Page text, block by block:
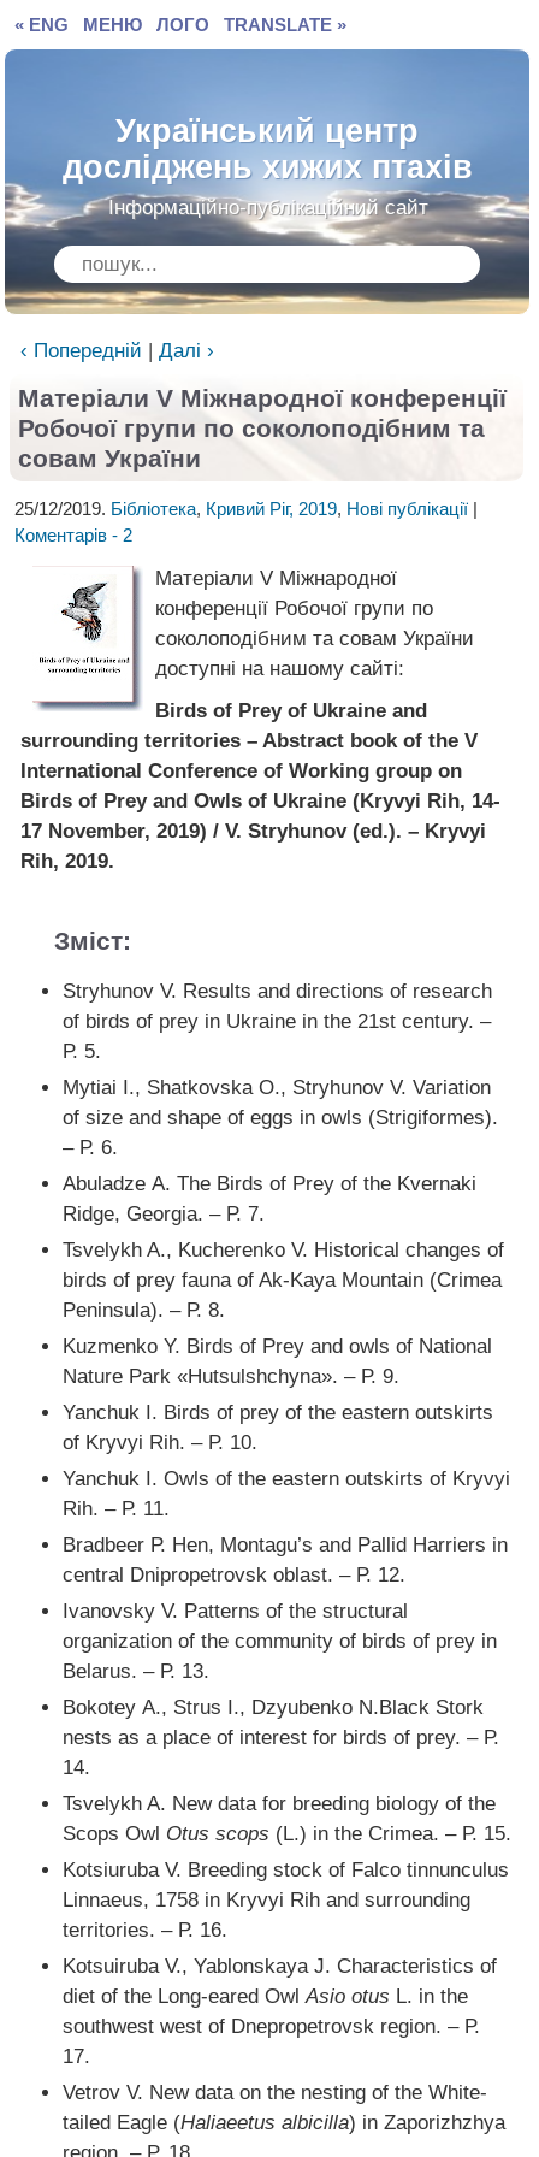
« ENG МЕНЮ ЛОГО TRANSLATE »
Український центр
досліджень хижих птахів
Інформаційно-публікаційний сайт
‹ Попередній | Далі ›
Матеріали V Міжнародної конференції
Робочої групи по соколоподібним та
совам України
25/12/2019. Бібліотека, Кривий Ріг, 2019, Нові публікації |
Коментарів - 2
Матеріали V Міжнародної
конференції Робочої групи по
соколоподібним та совам України
доступні на нашому сайті:
Birds of Prey of Ukraine and
surrounding territories – Abstract book of the V
International Conference of Working group on
Birds of Prey and Owls of Ukraine (Kryvyi Rih, 14-
17 November, 2019) / V. Stryhunov (ed.). – Kryvyi
Rih, 2019.
Зміст:
Stryhunov V. Results and directions of research
of birds of prey in Ukraine in the 21st century. –
Р. 5.
Mytiai I., Shatkovska O., Stryhunov V. Variation
of size and shape of eggs in owls (Strigiformes).
– Р. 6.
Abuladze А. The Birds of Prey of the Kvernaki
Ridge, Georgia. – Р. 7.
Tsvelykh A., Kucherenko V. Historical changes of
birds of prey fauna of Ak-Kaya Mountain (Crimea
Peninsula). – Р. 8.
Kuzmenko Y. Birds of Prey and owls of National
Nature Park «Hutsulshchyna». – Р. 9.
Yanchuk I. Birds of prey of the eastern outskirts
of Kryvyi Rih. – Р. 10.
Yanchuk I. Owls of the eastern outskirts of Kryvyi
Rih. – Р. 11.
Bradbeer Р. Hen, Montagu’s and Pallid Harriers in
central Dnipropetrovsk oblast. – Р. 12.
Ivanovsky V. Patterns of the structural
organization of the community of birds of prey in
Belarus. – Р. 13.
Bokotey А., Strus І., Dzyubenko N.Black Stork
nests as a place of interest for birds of prey. – Р.
14.
Tsvelykh A. New data for breeding biology of the
Scops Owl Otus scops (L.) in the Crimea. – Р. 15.
Kotsiuruba V. Breeding stock of Falco tinnunculus
Linnaeus, 1758 in Kryvyi Rih and surrounding
territories. – Р. 16.
Kotsuiruba V., Yablonskaya J. Characteristics of
diet of the Long-eared OwlAsio otus L. in the
southwest west of Dnepropetrovsk region. – Р.
17.
Vetrov V. New data on the nesting of the White-
tailed Eagle (Haliaeetus albicilla) in Zaporizhzhya